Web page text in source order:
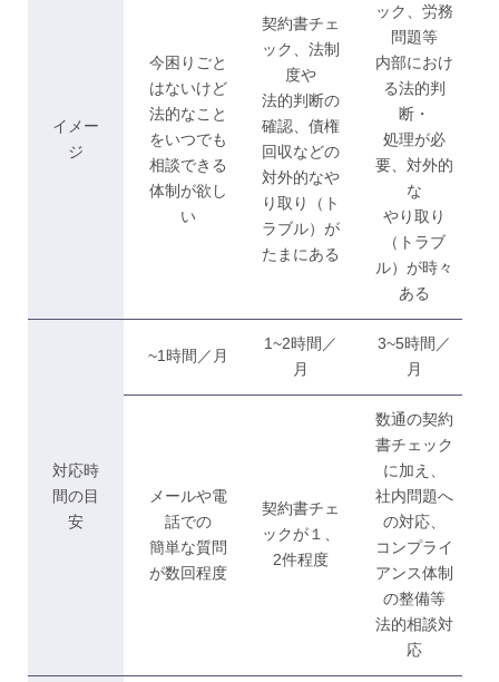
イメー
ジ
今困りごと
はないけど
法的なこと
をいつでも
相談できる
体制が欲し
い
契約書チェ
ック、法制
度や
法的判断の
確認、債権
回収などの
対外的なや
り取り（ト
ラブル）が
たまにある
ック、労務
問題等
内部におけ
る法的判
断・
処理が必
要、対外的
な
やり取り
（トラブ
ル）が時々
ある
対応時
間の目
安
~1時間／月
1~2時間／
月
3~5時間／
月
メールや電
話での
簡単な質問
が数回程度
契約書チェ
ックが１、
2件程度
数通の契約
書チェック
に加え、
社内問題へ
の対応、
コンプライ
アンス体制
の整備等
法的相談対
応